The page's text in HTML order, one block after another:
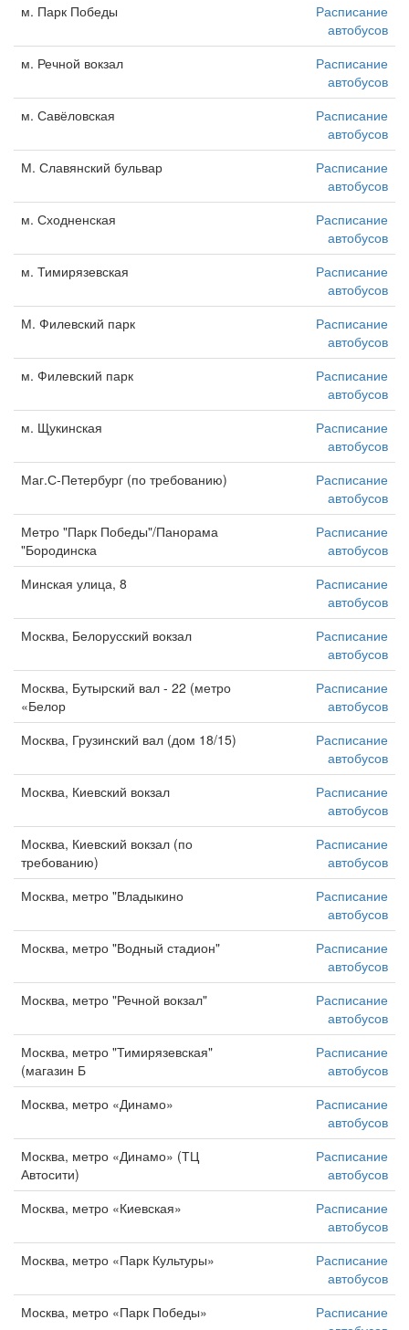
м. Парк Победы
Расписание
автобусов
м. Речной вокзал
Расписание
автобусов
м. Савёловская
Расписание
автобусов
М. Славянский бульвар
Расписание
автобусов
м. Сходненская
Расписание
автобусов
м. Тимирязевская
Расписание
автобусов
М. Филевский парк
Расписание
автобусов
м. Филевский парк
Расписание
автобусов
м. Щукинская
Расписание
автобусов
Маг.С-Петербург (по требованию)
Расписание
автобусов
Метро "Парк Победы"/Панорама
"Бородинска
Расписание
автобусов
Минская улица, 8
Расписание
автобусов
Москва, Белорусский вокзал
Расписание
автобусов
Москва, Бутырский вал - 22 (метро
«Белор
Расписание
автобусов
Москва, Грузинский вал (дом 18/15)
Расписание
автобусов
Москва, Киевский вокзал
Расписание
автобусов
Москва, Киевский вокзал (по
требованию)
Расписание
автобусов
Москва, метро "Владыкино
Расписание
автобусов
Москва, метро "Водный стадион"
Расписание
автобусов
Москва, метро "Речной вокзал"
Расписание
автобусов
Москва, метро "Тимирязевская"
(магазин Б
Расписание
автобусов
Москва, метро «Динамо»
Расписание
автобусов
Москва, метро «Динамо» (ТЦ
Автосити)
Расписание
автобусов
Москва, метро «Киевская»
Расписание
автобусов
Москва, метро «Парк Культуры»
Расписание
автобусов
Москва, метро «Парк Победы»
Расписание